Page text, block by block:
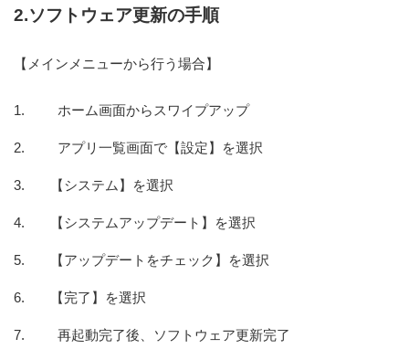
2.ソフトウェア更新の手順
【メインメニューから行う場合】
ホーム画面からスワイプアップ
アプリ一覧画面で【設定】を選択
【システム】を選択
【システムアップデート】を選択
【アップデートをチェック】を選択
【完了】を選択
再起動完了後、ソフトウェア更新完了